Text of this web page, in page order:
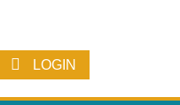
LOGIN